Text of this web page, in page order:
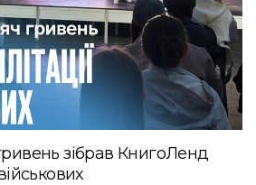
зібрав КнигоЛенд